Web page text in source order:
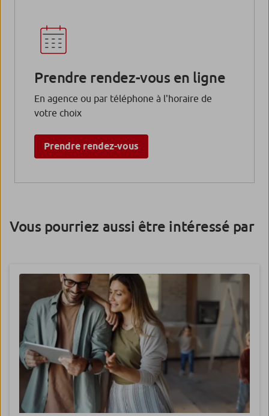
Prendre rendez-vous en ligne
En agence ou par téléphone à l'horaire de
votre choix
Prendre rendez-vous
Vous pourriez aussi être intéressé par